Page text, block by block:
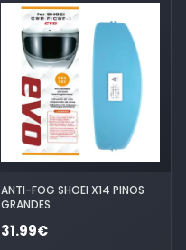
ANTI-FOG SHOEI X14 PINOS
GRANDES
31.99€